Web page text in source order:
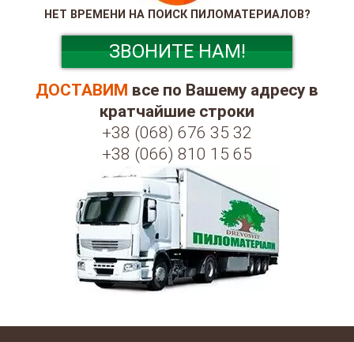
НЕТ ВРЕМЕНИ НА ПОИСК ПИЛОМАТЕРИАЛОВ?
ЗВОНИТЕ НАМ!
ДОСТАВИМ все по Вашему адресу в
кратчайшие строки
+38 (068) 676 35 32
+38 (066) 810 15 65